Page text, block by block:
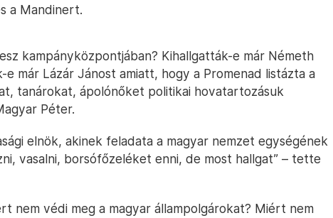
a Mandinert.
kampányközpontjában? Kihallgatták-e már Németh
e már Lázár Jánost amiatt, hogy a Promenad listázta a
tanárokat, ápolónőket politikai hovatartozásuk
Péter.
elnök, akinek feladata a magyar nemzet egységének
vasalni, borsófőzeléket enni, de most hallgat” – tette
nem védi meg a magyar állampolgárokat? Miért nem